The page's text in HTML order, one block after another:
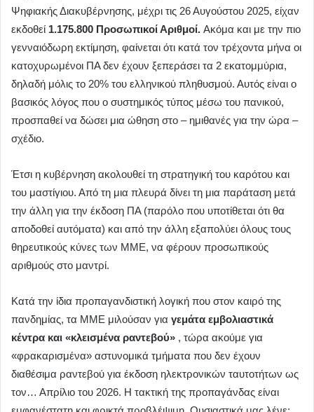
Ψηφιακής Διακυβέρνησης, μέχρι τις 26 Αυγούστου 2025, είχαν
εκδοθεί 1.175.800 Προσωπικοί Αριθμοί. Ακόμα και με την πιο
γενναιόδωρη εκτίμηση, φαίνεται ότι κατά τον τρέχοντα μήνα οι
κατοχυρωμένοι ΠΑ δεν έχουν ξεπεράσει τα 2 εκατομμύρια,
δηλαδή μόλις το 20% του ελληνικού πληθυσμού. Αυτός είναι ο
βασικός λόγος που ο συστημικός τύπος μέσω του πανικού,
προσπαθεί να δώσει μια ώθηση στο – ημιθανές για την ώρα –
σχέδιο.
Έτσι η κυβέρνηση ακολουθεί τη στρατηγική του καρότου και
του μαστίγιου. Από τη μια πλευρά δίνει τη μια παράταση μετά
την άλλη για την έκδοση ΠΑ (παρόλο που υποτίθεται ότι θα
αποδοθεί αυτόματα) και από την άλλη εξαπολύει όλους τους
θηρευτικούς κύνες των ΜΜΕ, να φέρουν προσωπικούς
αριθμούς στο μαντρί.
Κατά την ίδια προπαγανδιστική λογική που στον καιρό της
πανδημίας, τα ΜΜΕ μιλούσαν για γεμάτα εμβολιαστικά
κέντρα και «κλεισμένα ραντεβού» , τώρα ακούμε για
«φρακαρισμένα» αστυνομικά τμήματα που δεν έχουν
διαθέσιμα ραντεβού για έκδοση ηλεκτρονικών ταυτοτήτων ως
τον… Απρίλιο του 2026. Η τακτική της προπαγάνδας είναι